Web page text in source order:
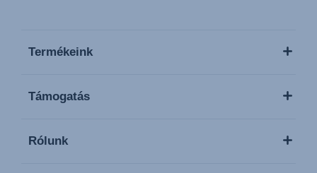
Termékeink
Támogatás
Rólunk